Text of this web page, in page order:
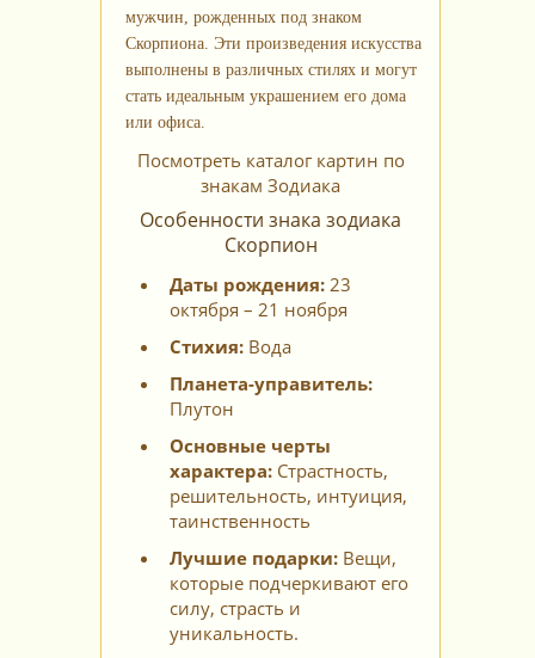
мужчин, рожденных под знаком
Скорпиона. Эти произведения искусства
выполнены в различных стилях и могут
стать идеальным украшением его дома
или офиса.
Посмотреть каталог картин по
знакам Зодиака
Особенности знака зодиака
Скорпион
Даты рождения: 23
октября – 21 ноября
Стихия: Вода
Планета-управитель:
Плутон
Основные черты
характера: Страстность,
решительность, интуиция,
таинственность
Лучшие подарки: Вещи,
которые подчеркивают его
силу, страсть и
уникальность.